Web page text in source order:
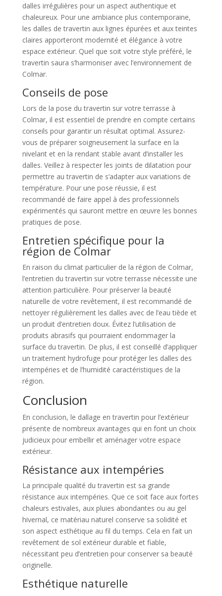
dalles irrégulières pour un aspect authentique et
chaleureux. Pour une ambiance plus contemporaine,
les dalles de travertin aux lignes épurées et aux teintes
claires apporteront modernité et élégance à votre
espace extérieur. Quel que soit votre style préféré, le
travertin saura s’harmoniser avec l’environnement de
Colmar.
Conseils de pose
Lors de la pose du travertin sur votre terrasse à
Colmar, il est essentiel de prendre en compte certains
conseils pour garantir un résultat optimal. Assurez-
vous de préparer soigneusement la surface en la
nivelant et en la rendant stable avant d’installer les
dalles. Veillez à respecter les joints de dilatation pour
permettre au travertin de s’adapter aux variations de
température. Pour une pose réussie, il est
recommandé de faire appel à des professionnels
expérimentés qui sauront mettre en œuvre les bonnes
pratiques de pose.
Entretien spécifique pour la
région de Colmar
En raison du climat particulier de la région de Colmar,
l’entretien du travertin sur votre terrasse nécessite une
attention particulière. Pour préserver la beauté
naturelle de votre revêtement, il est recommandé de
nettoyer régulièrement les dalles avec de l’eau tiède et
un produit d’entretien doux. Évitez l’utilisation de
produits abrasifs qui pourraient endommager la
surface du travertin. De plus, il est conseillé d’appliquer
un traitement hydrofuge pour protéger les dalles des
intempéries et de l’humidité caractéristiques de la
région.
Conclusion
En conclusion, le dallage en travertin pour l’extérieur
présente de nombreux avantages qui en font un choix
judicieux pour embellir et aménager votre espace
extérieur.
Résistance aux intempéries
La principale qualité du travertin est sa grande
résistance aux intempéries. Que ce soit face aux fortes
chaleurs estivales, aux pluies abondantes ou au gel
hivernal, ce matériau naturel conserve sa solidité et
son aspect esthétique au fil du temps. Cela en fait un
revêtement de sol extérieur durable et fiable,
nécessitant peu d’entretien pour conserver sa beauté
originelle.
Esthétique naturelle